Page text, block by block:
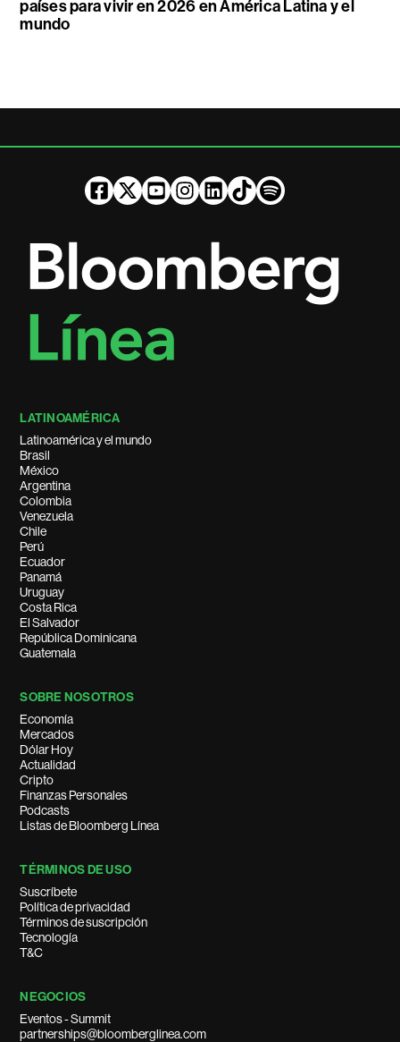
países para vivir en 2026 en América Latina y el
mundo
LATINOAMÉRICA
Latinoamérica y el mundo
Brasil
México
Argentina
Colombia
Venezuela
Chile
Perú
Ecuador
Panamá
Uruguay
Costa Rica
El Salvador
República Dominicana
Guatemala
SOBRE NOSOTROS
Economía
Mercados
Dólar Hoy
Actualidad
Cripto
Finanzas Personales
Podcasts
Listas de Bloomberg Línea
TÉRMINOS DE USO
Suscríbete
Política de privacidad
Términos de suscripción
Tecnología
T&C
NEGOCIOS
Eventos - Summit
partnerships@bloomberglinea.com